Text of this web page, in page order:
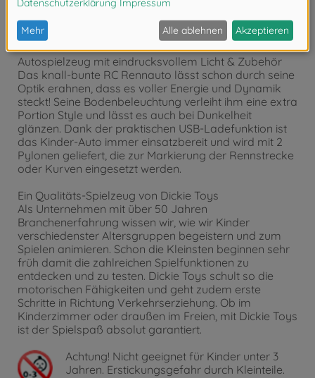
Wendemanöver durch. Nach 5 Min. Inaktivität
wechselt das Spielzeug-Auto automatisch in den
Sleep-Modus.
Autospielzeug mit eindrucksvollem Licht & Zubehör
Das knall-bunte RC Rennauto lässt schon durch seine
Optik erahnen, dass es voller Energie und Dynamik
steckt! Seine Bodenbeleuchtung verleiht ihm eine extra
Portion Style und lässt es auch bei Dunkelheit
glänzen. Dank der praktischen USB-Ladefunktion ist
das Kinder-Auto immer einsatzbereit und wird mit 2
Pylonen geliefert, die zur Markierung der Rennstrecke
oder Kurven eingesetzt werden.
Ein Qualitäts-Spielzeug von Dickie Toys
Als Unternehmen mit über 50 Jahren
Branchenerfahrung wissen wir, wie wir Kinder
verschiedenster Altersgruppen begeistern und zum
Spielen animieren. Schon die Kleinsten beginnen sehr
früh damit die zahlreichen Spielfunktionen zu
entdecken und zu testen. Dickie Toys schult so die
motorischen Fähigkeiten und geht zudem erste
Schritte in Richtung Verkehrserziehung. Ob im
Kinderzimmer oder draußen im Freien, mit Dickie Toys
ist der Spielspaß absolut garantiert.
Achtung! Nicht geeignet für Kinder unter 3
Jahren. Erstickungsgefahr durch Kleinteile.